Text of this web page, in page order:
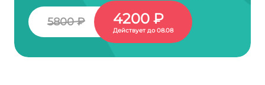
5800 ₽ 4200 ₽
Действует до 08.08